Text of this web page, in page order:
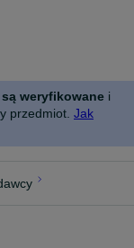
są weryfikowane i
przedmiot. Jak